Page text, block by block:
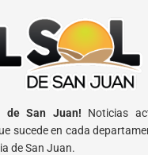
de San Juan! Noticias
sucede en cada
de San Juan.